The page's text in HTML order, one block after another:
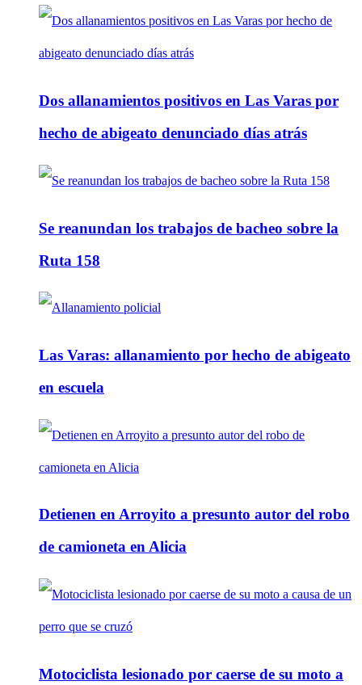
Dos allanamientos positivos en Las Varas por
hecho de abigeato denunciado días atrás
Se reanundan los trabajos de bacheo sobre la
Ruta 158
Las Varas: allanamiento por hecho de abigeato
en escuela
Detienen en Arroyito a presunto autor del robo
de camioneta en Alicia
Motociclista lesionado por caerse de su moto a